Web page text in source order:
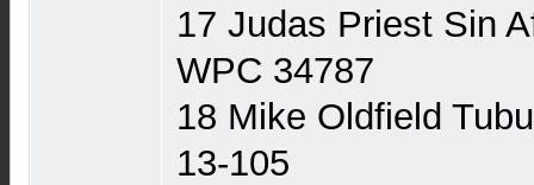
17 Judas Priest Sin
WPC 34787
18 Mike Oldfield
13-105